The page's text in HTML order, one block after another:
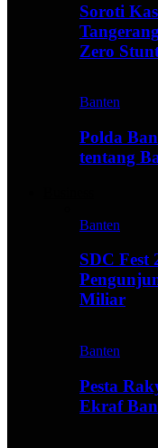
Soroti
Zero
Banten
Polda
tentang
Banten
SDC Fest
Miliar
Banten
Pesta
Ekraf